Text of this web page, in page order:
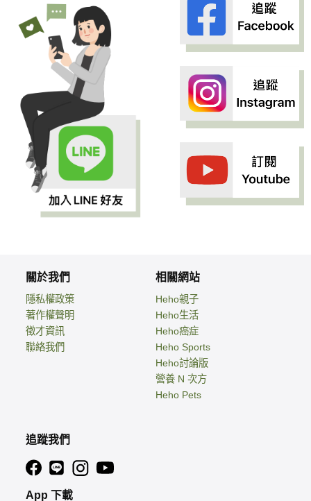
關於我們
隱私權政策
著作權聲明
徵才資訊
聯絡我們
相關網站
Heho親子
Heho生活
Heho癌症
Heho Sports
Heho討論版
營養 N 次方
Heho Pets
追蹤我們
App 下載